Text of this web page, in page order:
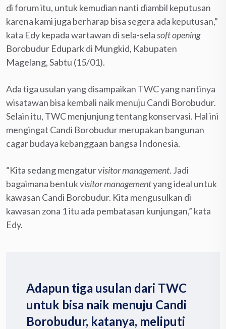
di forum itu, untuk kemudian nanti diambil keputusan
karena kami juga berharap bisa segera ada keputusan,”
kata Edy kepada wartawan di sela-selasoft opening
Borobudur Edupark di Mungkid, Kabupaten
Magelang, Sabtu (15/01).
Ada tiga usulan yang disampaikan TWC yang nantinya
wisatawan bisa kembali naik menuju Candi Borobudur.
Selain itu, TWC menjunjung tentang konservasi. Hal ini
mengingat Candi Borobudur merupakan bangunan
cagar budaya kebanggaan bangsa Indonesia.
“Kita sedang mengaturvisitor management. Jadi
bagaimana bentukvisitormanagementyang ideal untuk
kawasan Candi Borobudur. Kita mengusulkan di
kawasan zona 1 itu ada pembatasan kunjungan,” kata
Edy.
Adapun tiga usulan dari TWC
untuk bisa naik menuju Candi
Borobudur, katanya, meliputi